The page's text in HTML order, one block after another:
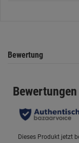
Bewertung